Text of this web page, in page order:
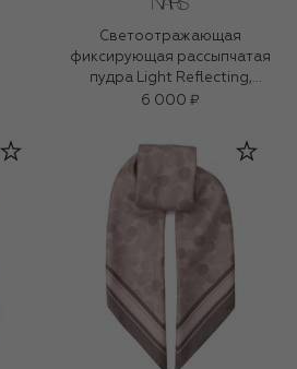
Светоотражающая
фиксирующая рассыпчатая
пудра Light Reflecting,
оттенок Sable (11g)
6 000 ₽